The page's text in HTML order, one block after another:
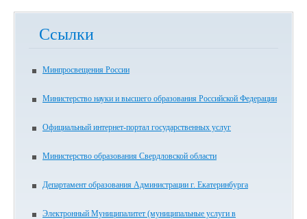
Ссылки
Минпросвещения России
Министерство науки и высшего образования Российской Федерации
Официальный интернет-портал государственных услуг
Министерство образования Свердловской области
Департамент образования Администрации г. Екатеринбурга
Электронный Муниципалитет (муниципальные услуги в